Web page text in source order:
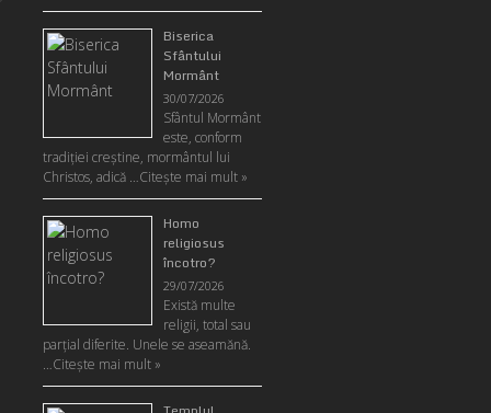
Biserica
Sfântului
Mormânt
30/07/2026
Sfântul Mormânt
este, conform
tradiţiei creştine, mormântul lui
Christos, adică …Citeşte mai mult »
Homo
religiosus
încotro?
29/07/2026
Există multe
religii, total sau
parţial diferite. Unele se aseamănă.
…Citeşte mai mult »